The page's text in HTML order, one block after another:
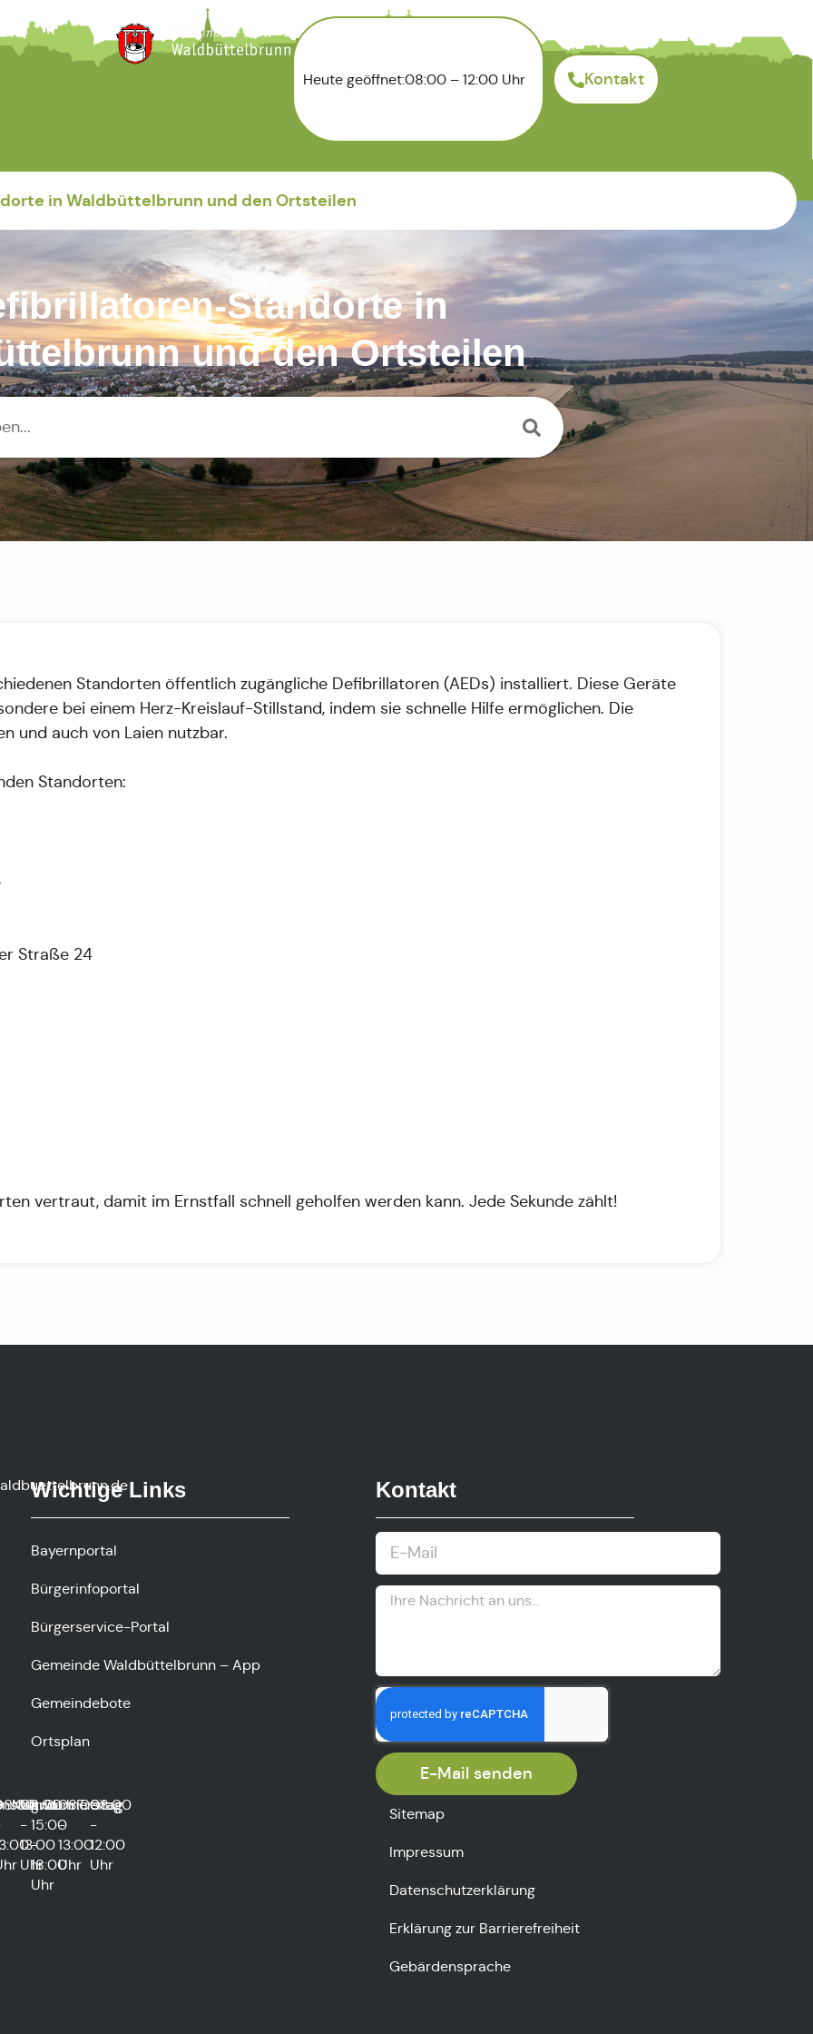
Heute geöffnet:08:00 – 12:00 Uhr Kontakt
in Waldbüttelbrunn und den Ortsteilen
Standorte in
und den Ortsteilen
Standorten öffentlich zugängliche Defibrillatoren (AEDs) installiert. Diese Geräte
bei einem Herz-Kreislauf-Stillstand, indem sie schnelle Hilfe ermöglichen. Die
und auch von Laien nutzbar.
Standorten:
Straße 24
vertraut, damit im Ernstfall schnell geholfen werden kann. Jede Sekunde zählt!
Wichtige Links
Bayernportal
Bürgerinfoportal
Bürgerservice-Portal
Gemeinde Waldbüttelbrunn – App
Gemeindebote
Ortsplan
Kontakt
E-Mail senden
Mittwoch
08:00
-
13:00
Uhr
und
15:00
-
18:00
Uhr
Donnerstag
08:00
-
13:00
Uhr
Freitag
08:00
-
12:00
Uhr
Sitemap
Impressum
Datenschutzerklärung
Erklärung zur Barrierefreiheit
Gebärdensprache